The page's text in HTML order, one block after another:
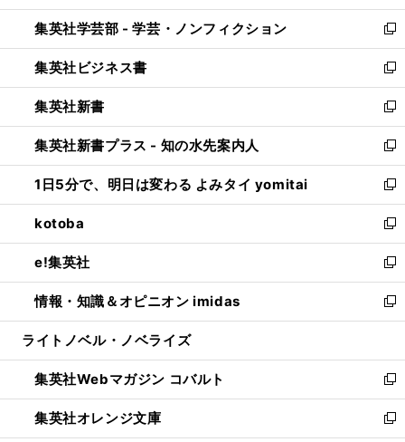
開
く
ウ
で
開
く
ン
ド
ウ
で
開
く
ウ
ィ
ン
ド
ウ
で
開
く
集英社学芸部 - 学芸・ノンフィクション
新
し
い
ウ
ィ
ン
ド
ウ
で
開
く
集英社ビジネス書
新
し
い
ウ
ィ
ン
ド
ウ
で
開
く
集英社新書
新
し
い
ウ
ィ
ン
ド
ウ
で
開
く
集英社新書プラス - 知の水先案内人
新
し
い
ウ
ィ
ン
ド
ウ
で
開
1日5分で、明日は変わる よみタイ yomitai
新
し
い
ウ
ィ
ン
ド
ウ
開
く
kotoba
新
し
い
ウ
ィ
ン
ウ
で
開
く
e!集英社
新
し
い
ウ
ン
ド
ウ
で
開
情報・知識＆オピニオン imidas
新
し
ウ
ィ
ン
ド
ウ
ライトノベル・ノベライズ
集英社Webマガジン コバルト
新
し
い
集英社オレンジ文庫
新